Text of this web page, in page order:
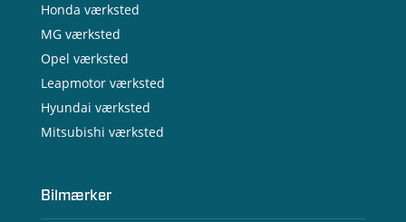
Honda værksted
MG værksted
Opel værksted
Leapmotor værksted
Hyundai værksted
Mitsubishi værksted
Bilmærker